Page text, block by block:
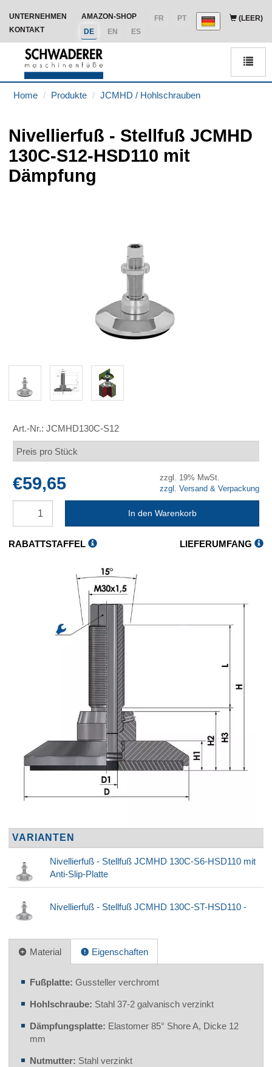
(LEER)
UNTERNEHMEN AMAZON-SHOP PT
FR
ES
EN
DE
KONTAKT
Home Produkte JCMHD / Hohlschrauben
Nivellierfuß - Stellfuß JCMHD
130C-S12-HSD110 mit
Dämpfung
Art.-Nr.: JCMHD130C-S12
Preis pro Stück
€59,65
zzgl. 19% MwSt.
zzgl. Versand & Verpackung
In den Warenkorb
RABATTSTAFFEL LIEFERUMFANG
VARIANTEN
Nivellierfuß - Stellfuß JCMHD 130C-S6-HSD110 mit
Anti-Slip-Platte
Nivellierfuß - Stellfuß JCMHD 130C-ST-HSD110 -
Material Eigenschaften
Fußplatte: Gussteller verchromt
Hohlschraube: Stahl 37-2 galvanisch verzinkt
Dämpfungsplatte: Elastomer 85° Shore A, Dicke 12
mm
Nutmutter: Stahl verzinkt